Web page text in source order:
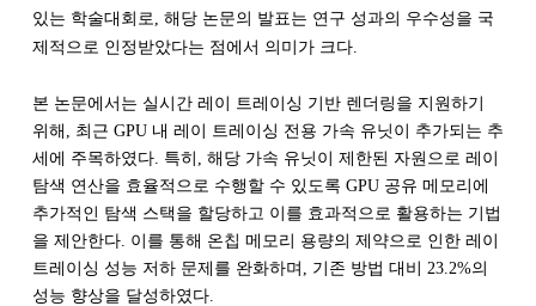
있는 학술대회로, 해당 논문의 발표는 연구 성과의 우수성을 국
제적으로 인정받았다는 점에서 의미가 크다.
본 논문에서는 실시간 레이 트레이싱 기반 렌더링을 지원하기
위해, 최근 GPU 내 레이 트레이싱 전용 가속 유닛이 추가되는 추
세에 주목하였다. 특히, 해당 가속 유닛이 제한된 자원으로 레이
탐색 연산을 효율적으로 수행할 수 있도록 GPU 공유 메모리에
추가적인 탐색 스택을 할당하고 이를 효과적으로 활용하는 기법
을 제안한다. 이를 통해 온칩 메모리 용량의 제약으로 인한 레이
트레이싱 성능 저하 문제를 완화하며, 기존 방법 대비 23.2%의
성능 향상을 달성하였다.